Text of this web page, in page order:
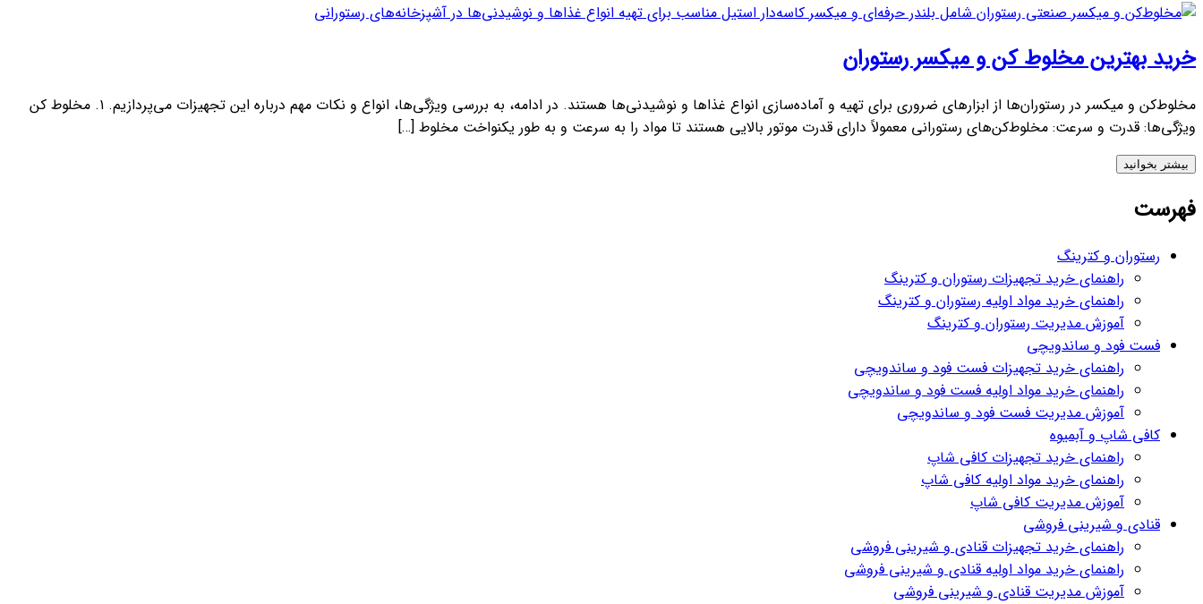
خرید بهترین مخلوط‌ کن و میکسر رستوران‌
مخلوط‌کن و میکسر در رستوران‌ها از ابزارهای ضروری برای تهیه و آماده‌سازی انواع غذاها و نوشیدنی‌ها هستند. در ادامه، به بررسی ویژگی‌ها، انواع و نکات مهم درباره این تجهیزات می‌پردازیم. ۱. مخلوط‌ کن
ویژگی‌ها: قدرت و سرعت: مخلوط‌کن‌های رستورانی معمولاً دارای قدرت موتور بالایی هستند تا مواد را به سرعت و به طور یکنواخت مخلوط […]
بیشتر بخوانید
فهرست
رستوران و کترینگ
راهنمای خرید تجهیزات رستوران و کترینگ
راهنمای خرید مواد اولیه رستوران و کترینگ
آموزش مدیریت رستوران و کترینگ
فست فود و ساندویچی
راهنمای خرید تجهیزات فست فود و ساندویچی
راهنمای خرید مواد اولیه فست فود و ساندویچی
آموزش مدیریت فست فود و ساندویچی
کافی شاپ و آبمیوه
راهنمای خرید تجهیزات کافی شاپ
راهنمای خرید مواد اولیه کافی‌ شاپ‌
آموزش مدیریت کافی شاپ
قنادی و شیرینی فروشی
راهنمای خرید تجهیزات قنادی و شیرینی فروشی
راهنمای خرید مواد اولیه قنادی و شیرینی فروشی
آموزش مدیریت قنادی و شیرینی فروشی